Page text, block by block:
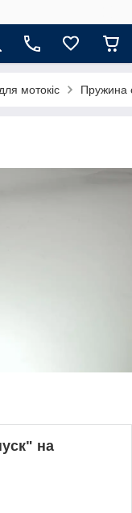
мотокіс Пружина
на